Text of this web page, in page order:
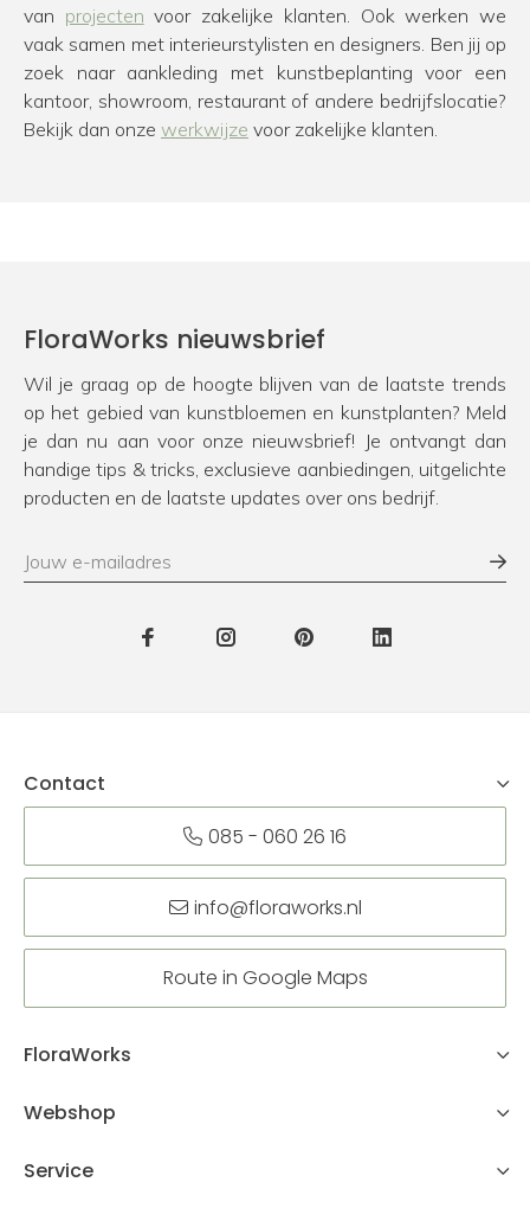
van projecten voor zakelijke klanten. Ook werken we
vaak samen met interieurstylisten en designers. Ben jij op
zoek naar aankleding met kunstbeplanting voor een
kantoor, showroom, restaurant of andere bedrijfslocatie?
Bekijk dan onze werkwijze voor zakelijke klanten.
FloraWorks nieuwsbrief
Wil je graag op de hoogte blijven van de laatste trends
op het gebied van kunstbloemen en kunstplanten? Meld
je dan nu aan voor onze nieuwsbrief! Je ontvangt dan
handige tips & tricks, exclusieve aanbiedingen, uitgelichte
producten en de laatste updates over ons bedrijf.
Contact
085 - 060 26 16
info@floraworks.nl
Route in Google Maps
FloraWorks
Webshop
Service